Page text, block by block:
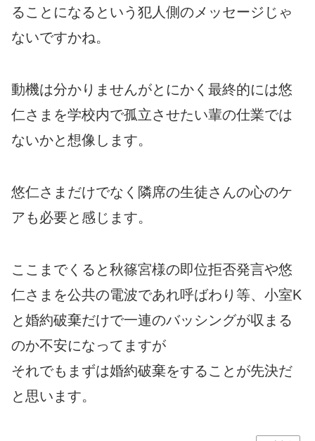
ることになるという犯人側のメッセージじゃ
ないですかね。
動機は分かりませんがとにかく最終的には悠
仁さまを学校内で孤立させたい輩の仕業では
ないかと想像します。
悠仁さまだけでなく隣席の生徒さんの心のケ
アも必要と感じます。
ここまでくると秋篠宮様の即位拒否発言や悠
仁さまを公共の電波であれ呼ばわり等、小室K
と婚約破棄だけで一連のバッシングが収まる
のか不安になってますが
それでもまずは婚約破棄をすることが先決だ
と思います。